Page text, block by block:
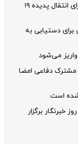
پایان جنجال؛ توافق رئال و لایپزیش برای انتقال پدیده ۱۹
برای دستیابی به
می‌شود
مشترک دفاعی امضا
است
برگزار